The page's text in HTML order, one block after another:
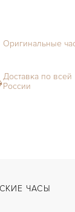
Оригинальные
Доставка по всей
России
ЧАСЫ